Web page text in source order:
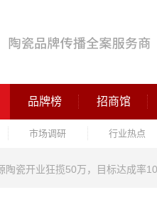
品牌榜 招商馆
市场调研 行业热点
陶瓷开业狂揽50万，目标达成率